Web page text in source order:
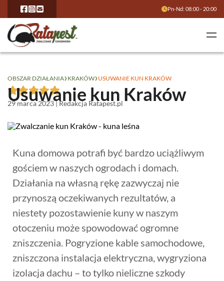
Pn-Nd: 08:00 - 20:00
OBSZAR DZIAŁANIA›KRAKÓW›USUWANIE KUN KRAKÓW
Usuwanie kun Kraków
29 marca 2023 | Redakcja Ratapest.pl
Kuna domowa potrafi być bardzo uciążliwym
gościem w naszych ogrodach i domach.
Działania na własną rękę zazwyczaj nie
przynoszą oczekiwanych rezultatów, a
niestety pozostawienie kuny w naszym
otoczeniu może spowodować ogromne
zniszczenia. Pogryzione kable samochodowe,
zniszczona instalacja elektryczna, wygryziona
izolacja dachu – to tylko nieliczne szkody